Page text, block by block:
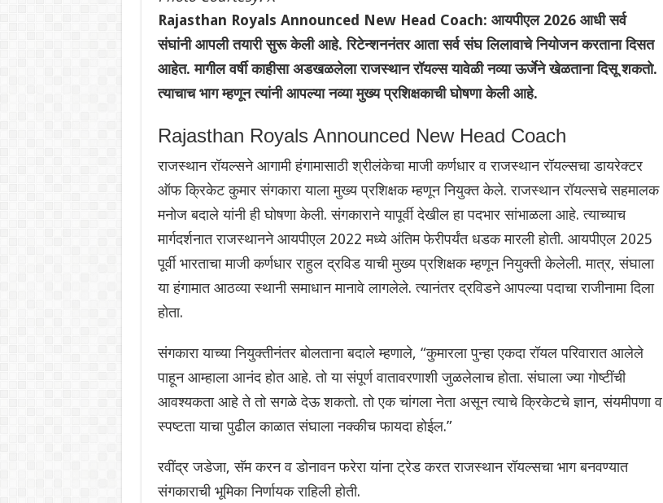
Rajasthan Royals Announced New Head Coach: आयपीएल 2026 आधी सर्व
संघांनी आपली तयारी सुरू केली आहे. रिटेन्शननंतर आता सर्व संघ लिलावाचे नियोजन करताना दिसत
आहेत. मागील वर्षी काहीसा अडखळलेला राजस्थान रॉयल्स यावेळी नव्या ऊर्जेने खेळताना दिसू शकतो.
त्याचाच भाग म्हणून त्यांनी आपल्या नव्या मुख्य प्रशिक्षकाची घोषणा केली आहे.
Rajasthan Royals Announced New Head Coach
राजस्थान रॉयल्सने आगामी हंगामासाठी श्रीलंकेचा माजी कर्णधार व राजस्थान रॉयल्सचा डायरेक्टर
ऑफ क्रिकेट कुमार संगकारा याला मुख्य प्रशिक्षक म्हणून नियुक्त केले. राजस्थान रॉयल्सचे सहमालक
मनोज बदाले यांनी ही घोषणा केली. संगकाराने यापूर्वी देखील हा पदभार सांभाळला आहे. त्याच्याच
मार्गदर्शनात राजस्थानने आयपीएल 2022 मध्ये अंतिम फेरीपर्यंत धडक मारली होती. आयपीएल 2025
पूर्वी भारताचा माजी कर्णधार राहुल द्रविड याची मुख्य प्रशिक्षक म्हणून नियुक्ती केलेली. मात्र, संघाला
या हंगामात आठव्या स्थानी समाधान मानावे लागलेले. त्यानंतर द्रविडने आपल्या पदाचा राजीनामा दिला
होता.
संगकारा याच्या नियुक्तीनंतर बोलताना बदाले म्हणाले, “कुमारला पुन्हा एकदा रॉयल परिवारात आलेले
पाहून आम्हाला आनंद होत आहे. तो या संपूर्ण वातावरणाशी जुळलेलाच होता. संघाला ज्या गोष्टींची
आवश्यकता आहे ते तो सगळे देऊ शकतो. तो एक चांगला नेता असून त्याचे क्रिकेटचे ज्ञान, संयमीपणा व
स्पष्टता याचा पुढील काळात संघाला नक्कीच फायदा होईल.”
रवींद्र जडेजा, सॅम करन व डोनावन फरेरा यांना ट्रेड करत राजस्थान रॉयल्सचा भाग बनवण्यात
संगकाराची भूमिका निर्णायक राहिली होती.